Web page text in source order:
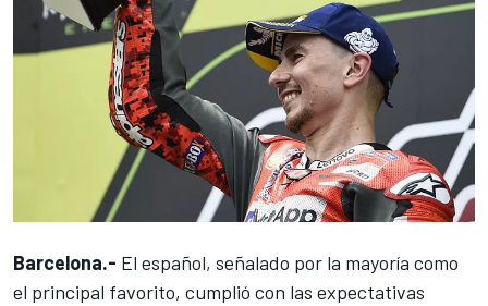
Barcelona.- El español, señalado por la mayoría como
el principal favorito, cumplió con las expectativas